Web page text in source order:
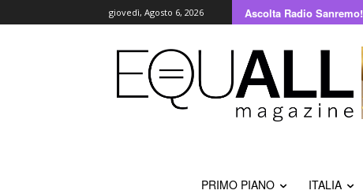
giovedì, Agosto 6, 2026 Ascolta Radio Sanremo!
PRIMO PIANO ITALIA